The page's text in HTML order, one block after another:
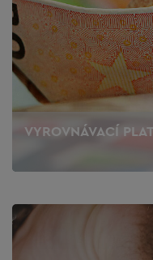
VYROVNÁVACÍ